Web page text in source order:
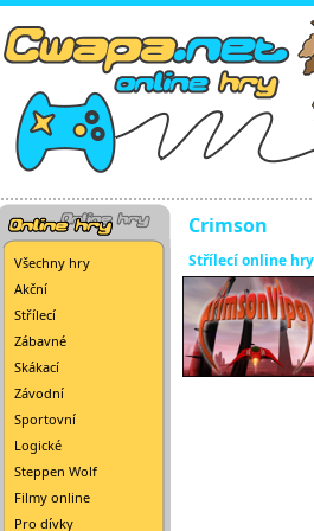
Všechny hry
Akční
Střílecí
Zábavné
Skákací
Závodní
Sportovní
Logické
Steppen Wolf
Filmy online
Pro dívky
Crimson
Střílecí online hry